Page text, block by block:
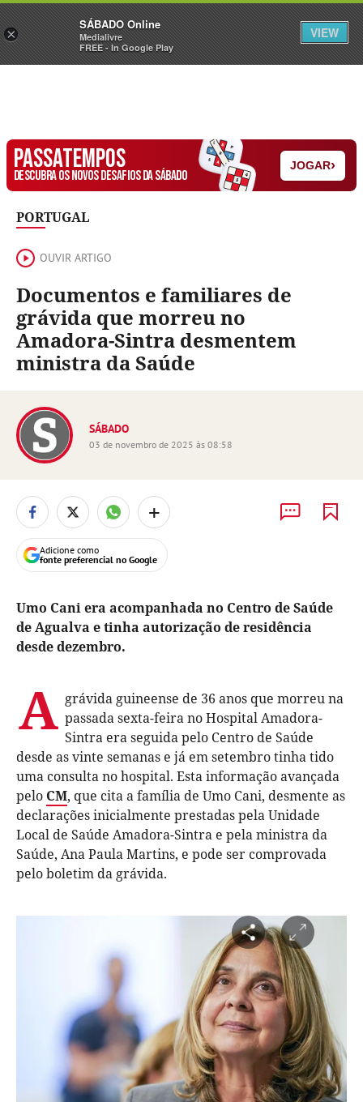
Sábado Assine Iniciar Sessão
PASSATEMPOS
DESCUBRA OS NOVOS DESAFIOS DA SÁBADO
JOGAR›
PORTUGAL
OUVIR ARTIGO
Documentos e familiares de
grávida que morreu no
Amadora-Sintra desmentem
ministra da Saúde
SÁBADO
03 de novembro de 2025 às 08:58
+
Adicione como
fonte preferencial no Google
Umo Cani era acompanhada no Centro de Saúde
de Agualva e tinha autorização de residência
desde dezembro.
A grávida guineense de 36 anos que morreu na
passada sexta-feira no Hospital Amadora-
Sintra era seguida pelo Centro de Saúde
desde as vinte semanas e já em setembro tinha tido
uma consulta no hospital. Esta informação avançada
pelo CM, que cita a família de Umo Cani, desmente as
declarações inicialmente prestadas pela Unidade
Local de Saúde Amadora-Sintra e pela ministra da
Saúde, Ana Paula Martins, e pode ser comprovada
pelo boletim da grávida.
×
SÁBADO Online
Medialivre
FREE - In Google Play
VIEW